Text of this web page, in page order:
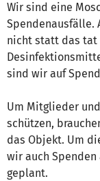
Wir sind eine
Spendenausfälle.
nicht statt das tat
sind wir auf
Um Mitglieder
schützen,
das Objekt. Um
wir auch Spenden
geplant.